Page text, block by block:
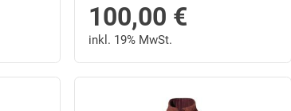
100,00 €
inkl. 19% MwSt.